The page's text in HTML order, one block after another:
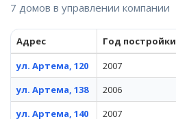
7 домов в управлении компании
Адрес Год постройки
ул. Артема, 120
2007
ул. Артема, 138
2006
ул. Артема, 140
2007